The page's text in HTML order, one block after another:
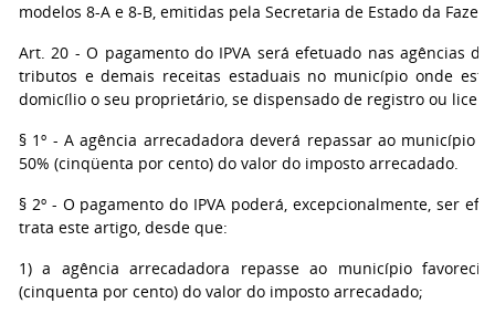
modelos 8-A e 8-B, emitidas pela Secretaria de Estado da
Art. 20 - O pagamento do IPVA será efetuado nas agências
tributos e demais receitas estaduais no município onde
domicílio o seu proprietário, se dispensado de registro ou
§ 1º - A agência arrecadadora deverá repassar ao município
50% (cinqüenta por cento) do valor do imposto arrecadado.
§ 2º - O pagamento do IPVA poderá, excepcionalmente, ser
trata este artigo, desde que:
1) a agência arrecadadora repasse ao município
(cinquenta por cento) do valor do imposto arrecadado;